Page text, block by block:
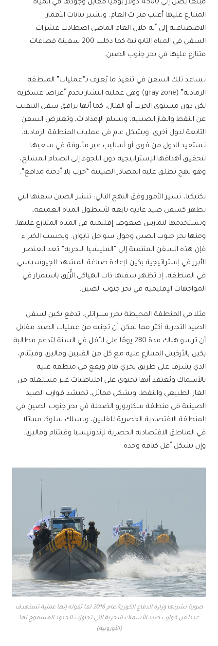
مبلغا يصل إلى 4500 دولار يوميا مقابل وجودها في المياه
المتنازع عليها أغلب فترات العام. وتشير بيانات الأقمار
الاصطناعية إلى أنه خلال العام الماضي اصطادت عشرات
السفن في المياه التايوانية كما دخلت 200 سفينة قطاعات
متنازع عليها في بحر جنوب الصين.
تساعد تلك السفن في تنفيذ ما يُعرف بـ”عمليات” المنطقة
الرمادية” (gray zone) وهي عملية انتشار تخدم أعراضا عسكرية
لكن دون مستوى الحرب أو القتال. كما أنها ترافق سفن التنقيب
عن النفط والغاز الصينية، وتسلم الإمدادات، وتعترض السفن
التابعة لدول أخرى. وبشكل عام في عمليات المنطقة الرمادية،
تستفيد الدول من قوى أو أساليب غير مألوفة في سعيها
لتحقيق أهدافها الإستراتيجية دون اللجوء إلى الصدام المسلح،
وهو نهج تطلق عليه المصادر الصينية “حرب بلا أدخنة مدافع”.
تكتيكيا، تسير الأمور وفق النهج التالي: تنشر الصين سفنها التي
تظهر كسفن صيد عادية تابعة لأسطول المياه العميقة،
وتستخدمها لتمارس ضغوطا إقليمية في المياه المتنازع عليها،
ومنها بحر جنوب الصين وحول سواحل تايوان. وبحسب الخبراء
فإن هذه السفن المنتمية إلى “المليشيا البحرية” تعد العنصر
الأبرز في إستراتيجية بكين لإعادة صياغة المشهد الجيوسياسي
في المنطقة، إذ تظهر سفنها ذات الهياكل الزُّرْق باستمرار في
المواجهات الإقليمية في بحر جنوب الصين.
مثلا في المنطقة المحيطة بجزر سبراتلي، تدفع بكين لسفن
الصيد التجارية أكثر مما يمكن أن تجنيه من عمليات الصيد مقابل
أن ترسو هناك مدة 280 يومًا على الأقل في السنة لتدعم مطالبة
بكين بالأرخبيل المتنازع عليه مع كل من الفلبين وماليزيا وفيتنام،
الذي يشرف على طريق بحري هام ويقع في منطقة غنية
بالأسماك ويُعتقد أنها تحتوي على احتياطيات غير مستغلة من
الغاز الطبيعي والنفط. وبشكل مماثل، تحتشد قوارب الصيد
الصينية في منطقة سكاربورو الضحلة في بحر جنوب الصين في
المنطقة الاقتصادية الحصرية للفلبين، وتسلك سلوكا مماثلا
في المناطق الاقتصادية الحصرية لإندونيسيا وفيتنام وماليزيا،
وإن بشكل أقل كثافة وحدة.
صورة نشرتها وزارة الدفاع الكورية عام 2016 لما تقوله إنها عملية تستهدف
عددا من قوارب صيد الأسماك البحرية التي تجاوزت الحدود المسموح لها
(الأوروبية)